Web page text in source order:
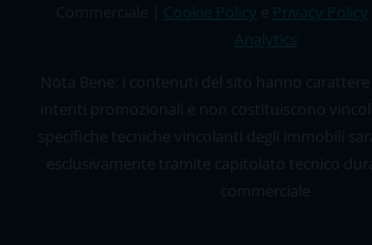
Cookie Policy Privacy Policy
Analytics